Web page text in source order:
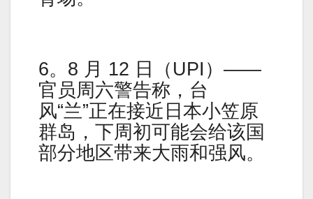
6。8 月 12 日（UPI）——
官员周六警告称，台
风“兰”正在接近日本小笠原
群岛，下周初可能会给该国
部分地区带来大雨和强风。